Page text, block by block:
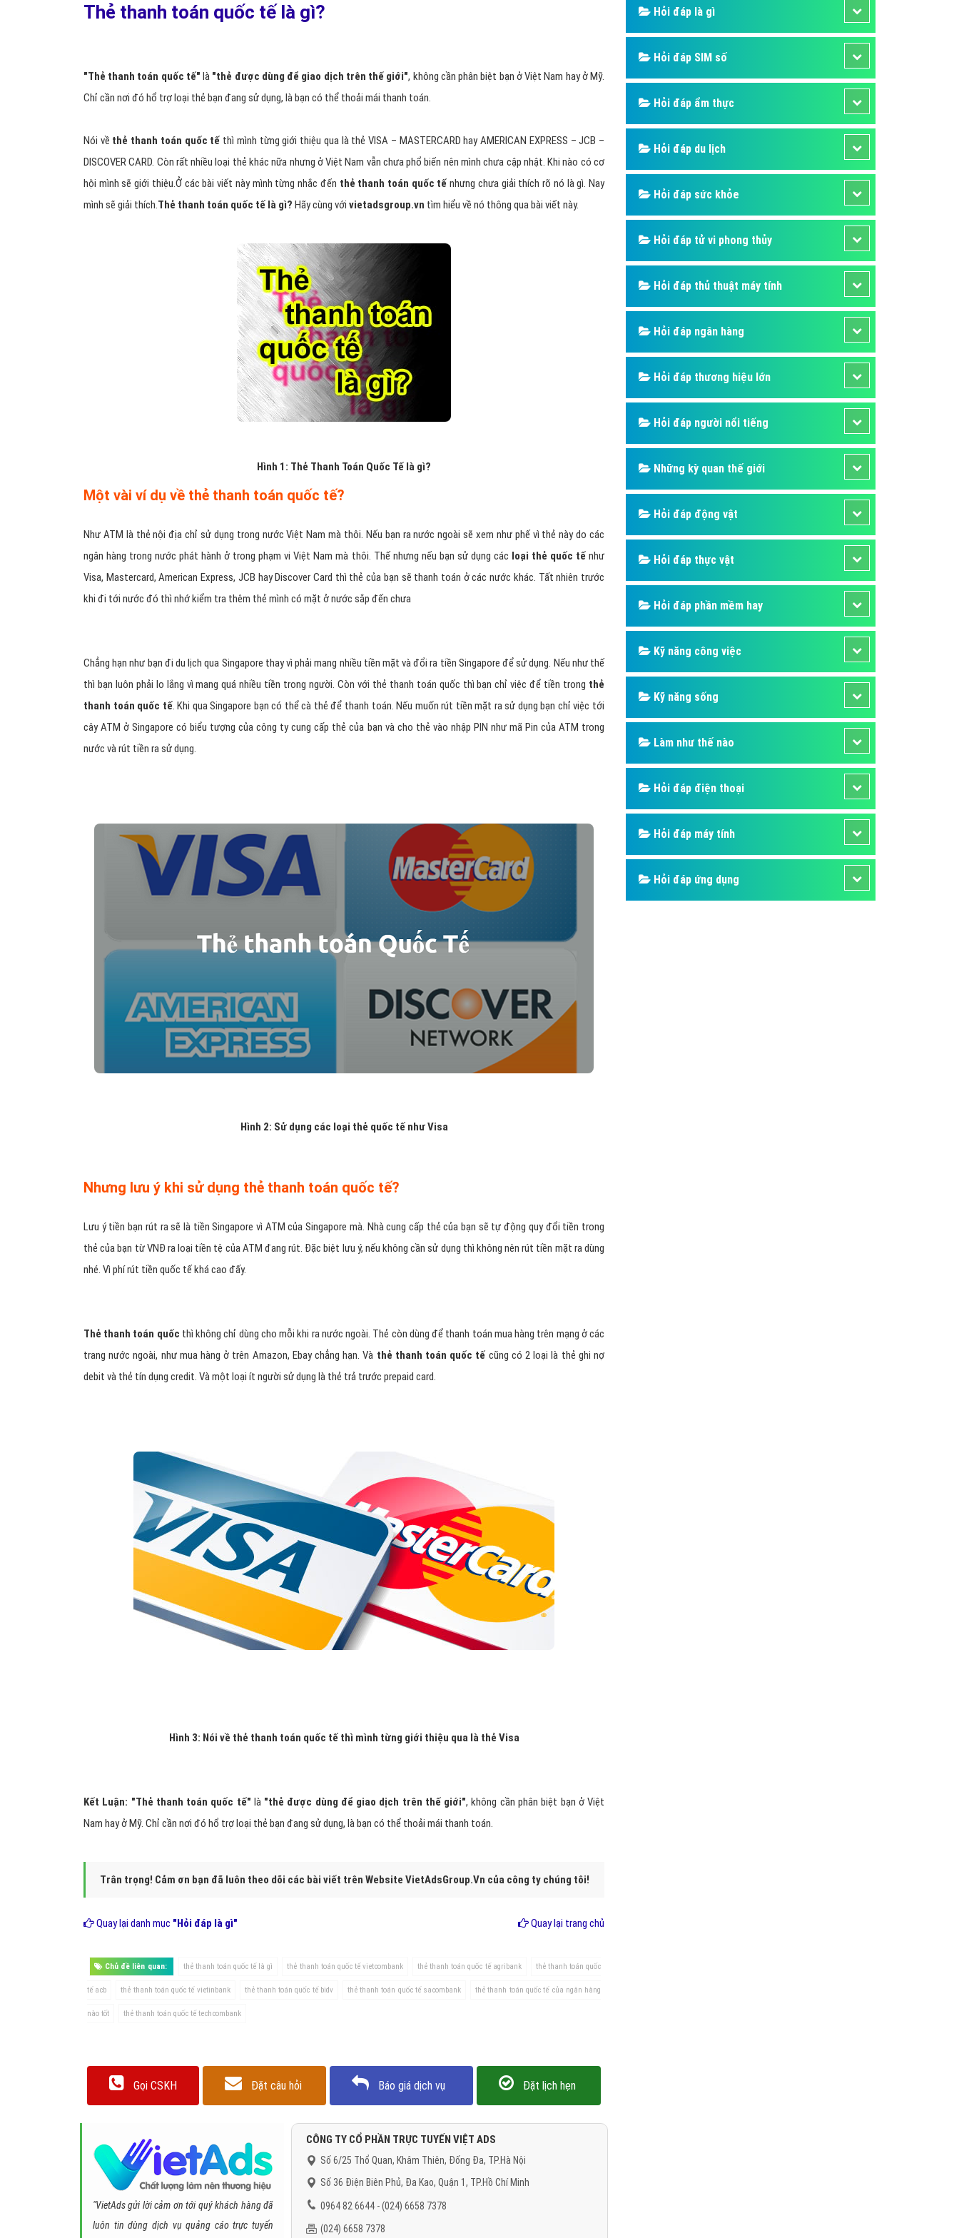
Hỏi đáp quảng cáo TVC
Hỏi đáp quảng cáo mobile
Hỏi đáp quảng cáo Online
Hỏi đáp quảng cáo Skype
Hỏi đáp Domain & Hosting
Dịch vụ quảng cáo Youtube
Dịch vụ quảng cáo Tiktok
Dịch vụ quảng cáo Zalo
Hỏi đáp quảng cáo Youtube
Quảng cáo Cốc Cốc hiệu quả
Nghĩa là gì
Phần mềm ứng dụng hay
Thẻ thanh toán quốc tế là gì?
"Thẻ thanh toán quốc tế" là "thẻ được dùng để giao dịch trên thế giới", không cần phân biệt bạn ở Việt Nam hay ở Mỹ.
Chỉ cần nơi đó hổ trợ loại thẻ bạn đang sử dụng, là bạn có thể thoải mái thanh toán.
Nói về thẻ thanh toán quốc tế thì mình từng giới thiệu qua là thẻ VISA – MASTERCARD hay AMERICAN EXPRESS – JCB –
DISCOVER CARD. Còn rất nhiều loại thẻ khác nữa nhưng ở Việt Nam vẫn chưa phổ biến nên mình chưa cập nhật. Khi nào có cơ
hội mình sẽ giới thiệu.Ở các bài viết này mình từng nhắc đến thẻ thanh toán quốc tế nhưng chưa giải thích rõ nó là gì. Nay
mình sẽ giải thích.Thẻ thanh toán quốc tế là gì? Hãy cùng với vietadsgroup.vn tìm hiểu về nó thông qua bài viết này.
Hình 1: Thẻ Thanh Toán Quốc Tế là gì?
Một vài ví dụ về thẻ thanh toán quốc tế?
Như ATM là thẻ nội địa chỉ sử dụng trong nước Việt Nam mà thôi. Nếu bạn ra nước ngoài sẽ xem như phế vì thẻ này do các
ngân hàng trong nước phát hành ở trong phạm vi Việt Nam mà thôi. Thế nhưng nếu bạn sử dụng các loại thẻ quốc tếnhư
Visa, Mastercard, American Express, JCB hay Discover Card thì thẻ của bạn sẽ thanh toán ở các nước khác. Tất nhiên trước
khi đi tới nước đó thì nhớ kiểm tra thêm thẻ mình có mặt ở nước sắp đến chưa
Chẳng hạn như bạn đi du lịch qua Singapore thay vì phải mang nhiều tiền mặt và đổi ra tiền Singapore để sử dụng. Nếu như thế
thì bạn luôn phải lo lắng vì mang quá nhiều tiền trong người. Còn với thẻ thanh toán quốc thì bạn chỉ việc để tiền trong thẻ
thanh toán quốc tế. Khi qua Singapore bạn có thể cà thẻ để thanh toán. Nếu muốn rút tiền mặt ra sử dụng bạn chỉ việc tới
cây ATM ở Singapore có biểu tượng của công ty cung cấp thẻ của bạn và cho thẻ vào nhập PIN như mã Pin của ATM trong
nước và rút tiền ra sử dụng.
Hình 2: Sử dụng các loại thẻ quốc tế như Visa
Nhưng lưu ý khi sử dụng thẻ thanh toán quốc tế?
Lưu ý tiền bạn rút ra sẽ là tiền Singapore vì ATM của Singapore mà. Nhà cung cấp thẻ của bạn sẽ tự động quy đổi tiền trong
thẻ của bạn từ VNĐ ra loại tiền tệ của ATM đang rút. Đặc biệt lưu ý, nếu không cần sử dụng thì không nên rút tiền mặt ra dùng
nhé. Vì phí rút tiền quốc tế khá cao đấy.
Thẻ thanh toán quốc thì không chỉ dùng cho mỗi khi ra nước ngoài. Thẻ còn dùng để thanh toán mua hàng trên mạng ở các
trang nước ngoài, như mua hàng ở trên Amazon, Ebay chẳng hạn. Và thẻ thanh toán quốc tế cũng có 2 loại là thẻ ghi nợ
debit và thẻ tín dụng credit. Và một loại ít người sử dụng là thẻ trả trước prepaid card.
Hình 3: Nói về thẻ thanh toán quốc tế thì mình từng giới thiệu qua là thẻ Visa
Kết Luận: "Thẻ thanh toán quốc tế" là "thẻ được dùng để giao dịch trên thế giới", không cần phân biệt bạn ở Việt
Nam hay ở Mỹ. Chỉ cần nơi đó hổ trợ loại thẻ bạn đang sử dụng, là bạn có thể thoải mái thanh toán.
Trân trọng! Cảm ơn bạn đã luôn theo dõi các bài viết trên Website VietAdsGroup.Vn của công ty chúng tôi!
Quay lại danh mục "Hỏi đáp là gì" Quay lại trang chủ
Chủ đề liên quan: thẻ thanh toán quốc tế là gì thẻ thanh toán quốc tế vietcombank thẻ thanh toán quốc tế agribank thẻ thanh toán quốc
tế acb thẻ thanh toán quốc tế vietinbank thẻ thanh toán quốc tế bidv thẻ thanh toán quốc tế sacombank thẻ thanh toán quốc tế của ngân hàng
nào tốt thẻ thanh toán quốc tế techcombank
Gọi CSKH Đặt câu hỏi Báo giá dịch vụ Đặt lịch hẹn
"VietAds gửi lời cảm ơn tới quý khách hàng đã
luôn tin dùng dịch vụ quảng cáo trực tuyến
CÔNG TY CỔ PHẦN TRỰC TUYẾN VIỆT ADS
Số 6/25 Thổ Quan, Khâm Thiên, Đống Đa, TP.Hà Nội
Số 36 Điện Biên Phủ, Đa Kao, Quận 1, TP.Hồ Chí Minh
0964 82 6644 - (024) 6658 7378
(024) 6658 7378
Hỏi đáp là gì
Hỏi đáp SIM số
Hỏi đáp ẩm thực
Hỏi đáp du lịch
Hỏi đáp sức khỏe
Hỏi đáp tử vi phong thủy
Hỏi đáp thủ thuật máy tính
Hỏi đáp ngân hàng
Hỏi đáp thương hiệu lớn
Hỏi đáp người nổi tiếng
Những kỳ quan thế giới
Hỏi đáp động vật
Hỏi đáp thực vật
Hỏi đáp phần mềm hay
Kỹ năng công việc
Kỹ năng sống
Làm như thế nào
Hỏi đáp điện thoại
Hỏi đáp máy tính
Hỏi đáp ứng dụng